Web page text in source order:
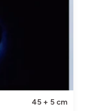
45 + 5 cm